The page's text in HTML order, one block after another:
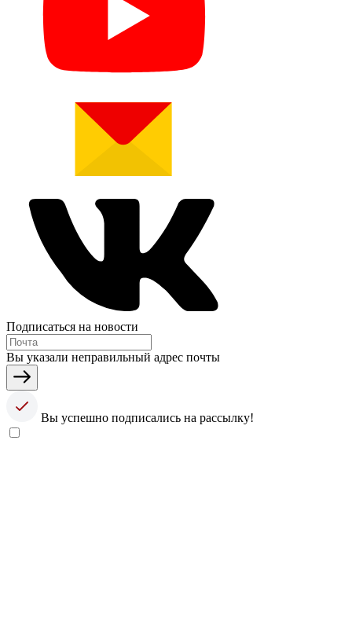
Подписаться на новости
Вы указали неправильный адрес почты
Вы успешно подписались на рассылку!